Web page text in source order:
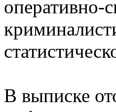
оперативно-
В выписке